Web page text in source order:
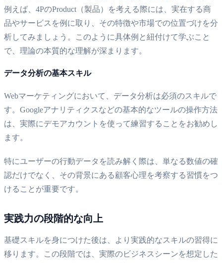
例えば、4PのProduct（製品）を考える際には、実在する商
品やサービスを例に取り、その特徴や市場での位置づけを分
析してみましょう。このように具体例と紐付けて学ぶこと
で、理論の本質的な理解が深まります。
データ分析の基本スキル
Webマーケティングにおいて、データ分析は必須のスキルで
す。Googleアナリティクスなどの基本的なツールの操作方法
は、実際にデモアカウントを使って練習することをお勧めし
ます。
特にユーザーの行動データを読み解く際は、単なる数値の確
認だけでなく、その背景にある顧客心理を考察する習慣をつ
けることが重要です。
実践力の段階的な向上
基礎スキルを身につけた後は、より実践的なスキルの習得に
移ります。この段階では、実際のビジネスシーンを想定した